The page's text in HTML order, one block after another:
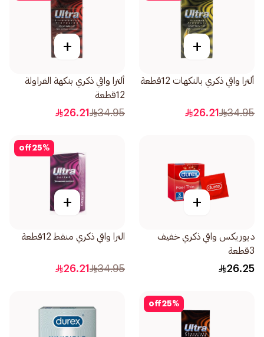
+
ألترا واقي ذكري بالنكهات 12قطعة
34.95
26.21
+
ألترا واقي ذكري بنكهة الفراولة
12قطعة
34.95
26.21
+
ديوريكس واقي ذكري خفيف
3قطعة
26.25
25%
off
+
الترا واقي ذكري منقط 12قطعة
34.95
26.21
25%
off